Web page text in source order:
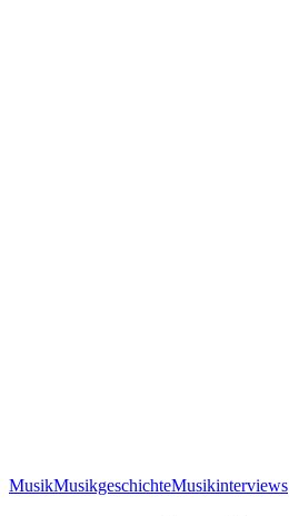
MusikMusikgeschichteMusikinterviews